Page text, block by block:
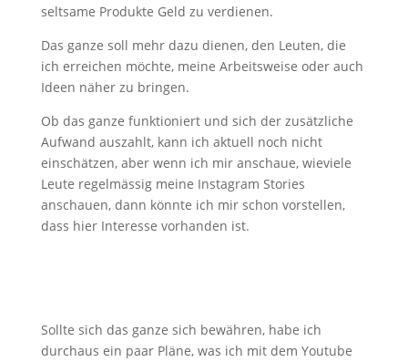
seltsame Produkte Geld zu verdienen.
Das ganze soll mehr dazu dienen, den Leuten, die
ich erreichen möchte, meine Arbeitsweise oder auch
Ideen näher zu bringen.
Ob das ganze funktioniert und sich der zusätzliche
Aufwand auszahlt, kann ich aktuell noch nicht
einschätzen, aber wenn ich mir anschaue, wieviele
Leute regelmässig meine Instagram Stories
anschauen, dann könnte ich mir schon vorstellen,
dass hier Interesse vorhanden ist.
Sollte sich das ganze sich bewähren, habe ich
durchaus ein paar Pläne, was ich mit dem Youtube